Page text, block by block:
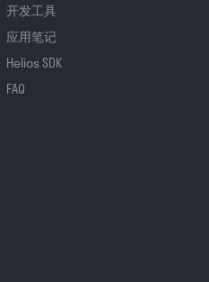
开发工具
应用笔记
Helios SDK
FAQ